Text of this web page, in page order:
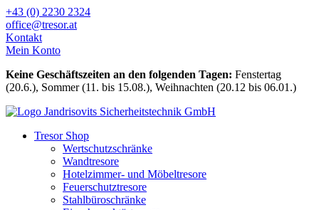
Zum
Inhalt
wechseln
+43 (0) 2230 2324
office@tresor.at
Kontakt
Mein Konto
Keine Geschäftszeiten an den folgenden Tagen: Fenstertag
(20.6.), Sommer (11. bis 15.08.), Weihnachten (20.12 bis 06.01.)
Tresor Shop
Wertschutzschränke
Wandtresore
Hotelzimmer- und Möbeltresore
Feuerschutztresore
Stahlbüroschränke